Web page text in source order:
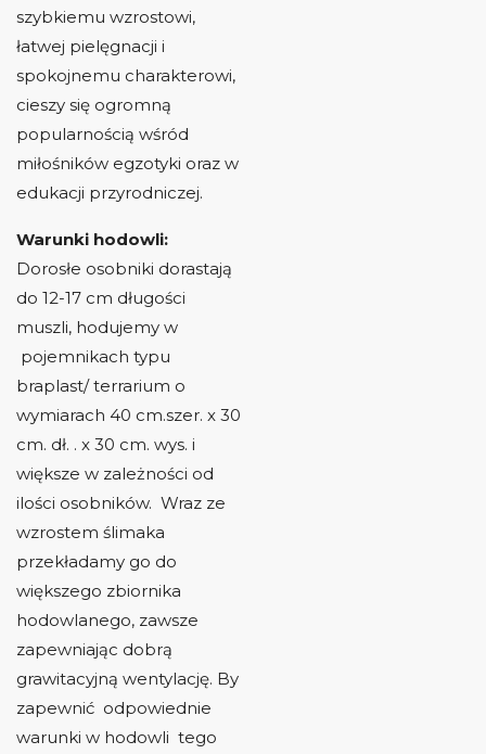
szybkiemu wzrostowi,
łatwej pielęgnacji i
spokojnemu charakterowi,
cieszy się ogromną
popularnością wśród
miłośników egzotyki oraz w
edukacji przyrodniczej.
Warunki hodowli:
Dorosłe osobniki dorastają
do 12-17 cm długości
muszli, hodujemy w
pojemnikach typu
braplast/ terrarium o
wymiarach 40 cm.szer. x 30
cm. dł. . x 30 cm. wys. i
większe w zależności od
ilości osobników. Wraz ze
wzrostem ślimaka
przekładamy go do
większego zbiornika
hodowlanego, zawsze
zapewniając dobrą
grawitacyjną wentylację. By
zapewnić odpowiednie
warunki w hodowli tego